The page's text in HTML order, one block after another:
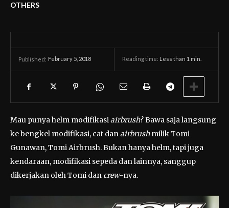
OTHERS
Published: February 5, 2018 Reading time: Less than 1 min.
Mau punya helm modifikasiairbrush? Bawa saja langsung
ke bengkel modifikasi, cat danairbrushmilik Tomi
Gunawan, Tomi Airbrush. Bukan hanya helm, tapi juga
kendaraan, modifikasi sepeda dan lainnya, sanggup
dikerjakan oleh Tomi dan crew-nya.